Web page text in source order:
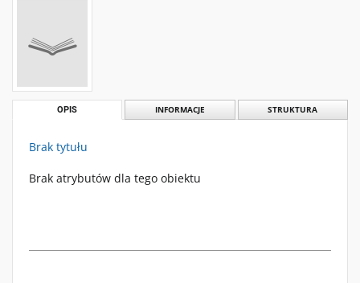
OPIS INFORMACJE STRUKTURA
Brak tytułu
Brak atrybutów dla tego obiektu